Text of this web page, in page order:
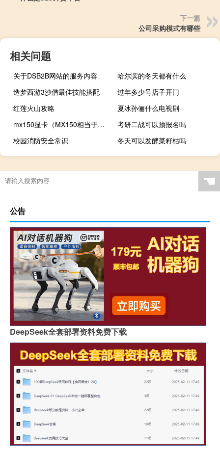
下一篇
公司采购模式有哪些
相关问题
关于DSB2B网站的服务内容
哈尔滨的冬天都有什么
造梦西游3沙僧最佳技能搭配
过年多少号店子开门
红莲火山攻略
夏冰孙俪什么电视剧
mx150显卡（MX150相当于什么显卡）
考研二战可以预报名吗
校园消防安全常识
冬天可以发酵菜籽枯吗
英杰传江夏之战攻略
☚
公告
DeepSeek全套部署资料免费下载